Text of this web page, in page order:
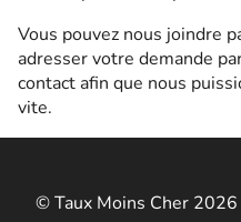
Vous pouvez nous joindre
adresser votre demande
contact afin que nous
vite.
© Taux Moins Cher 2026